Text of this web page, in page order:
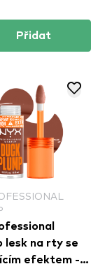
Přidat
lesk na rty se
efektem -